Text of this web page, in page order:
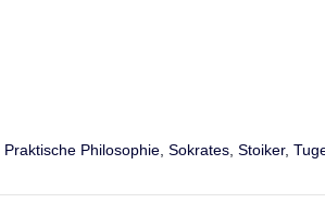
Praktische Philosophie, Sokrates, Stoiker,